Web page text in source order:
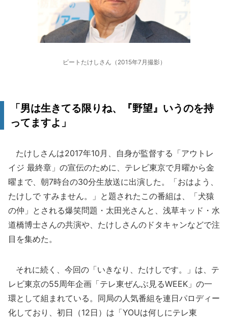
ビートたけしさん（2015年7月撮影）
「男は生きてる限りね、『野望』いうのを持
ってますよ」
たけしさんは2017年10月、自身が監督する「アウトレ
イジ 最終章」の宣伝のために、テレビ東京で月曜から金
曜まで、朝7時台の30分生放送に出演した。「おはよう、
たけしで すみません。」と題されたこの番組は、「犬猿
の仲」とされる爆笑問題・太田光さんと、浅草キッド・水
道橋博士さんの共演や、たけしさんのドタキャンなどで注
目を集めた。
それに続く、今回の「いきなり、たけしです。」は、テ
レビ東京の55周年企画「テレ東ぜんぶ見るWEEK」の一
環として組まれている。同局の人気番組を連日パロディー
化しており、初日（12日）は「YOUは何しにテレ東